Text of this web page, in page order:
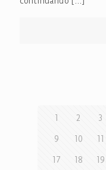
1 2 3
9 10 11
17 18 19